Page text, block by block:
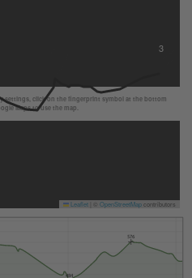
settings, click on the fingerprint symbol at the bottom
Maps to use the map.
3
Leaflet OpenStreetMapcontributors
484
576